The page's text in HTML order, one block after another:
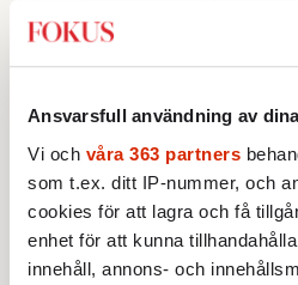
Ansvarsfull användning av
Vi och våra 363 partners
som t.ex. ditt IP-nummer, och
cookies för att lagra och få
enhet för att kunna
innehåll, annons- och
STICKET
2.Sakine Madon:Efter
vänstern för Agnes Wold
3.Frans Wachtmeister:Ja, AC
franska civilisationen
STICKET
4.Dan Korn:Quisling,